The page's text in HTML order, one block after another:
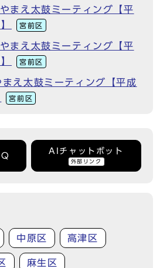
まえ太鼓ミーティング【平
宮前区
まえ太鼓ミーティング【平
宮前区
え太鼓ミーティング【平成
宮前区
AIチャットボット
外部リンク
中原区 高津区
麻生区